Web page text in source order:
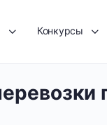
Конкурсы